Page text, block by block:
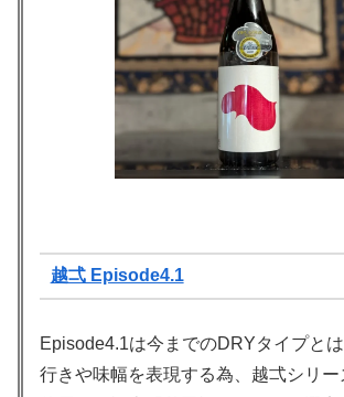
越弌 Episode4.1
Episode4.1は今までのDRYタイプと
行きや味幅を表現する為、越弌シリー